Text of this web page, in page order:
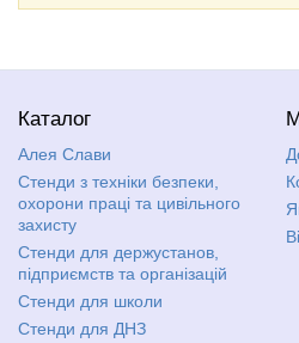
Каталог
Алея Слави
Стенди з техніки безпеки,
охорони праці та цивільного
захисту
Стенди для держустанов,
підприємств та організацій
Стенди для школи
Стенди для ДНЗ